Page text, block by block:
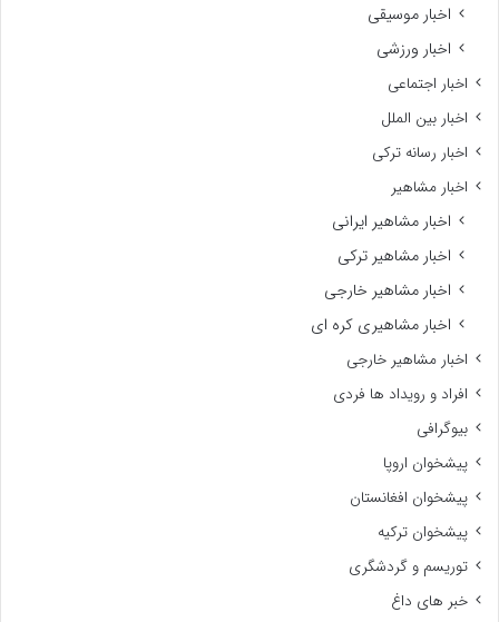
اخبار موسیقی
اخبار ورزشی
اخبار اجتماعی
اخبار بین الملل
اخبار رسانه ترکی
اخبار مشاهیر
اخبار مشاهیر ایرانی
اخبار مشاهیر ترکی
اخبار مشاهیر خارجی
اخبار مشاهیری کره ای
اخبار مشاهیر خارجی
افراد و رویداد ها فردی
بیوگرافی
پیشخوان اروپا
پیشخوان افغانستان
پیشخوان ترکیه
توریسم و گردشگری
خبر های داغ